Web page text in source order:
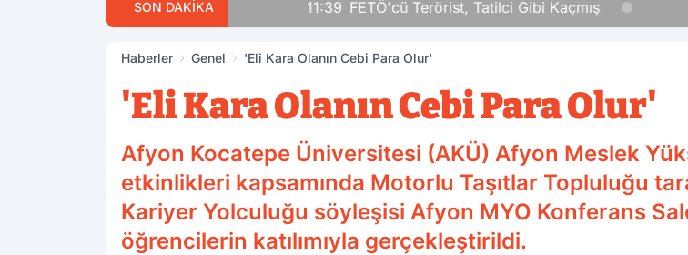
SON DAKİKA FETÖ'cü Terörist, Tatilci Gibi Kaçmış
Haberler Genel 'Eli Kara Olanın Cebi Para Olur'
'Eli Kara Olanın Cebi Para Olur'
Afyon Kocatepe Üniversitesi (AKÜ) Afyon Meslek
etkinlikleri kapsamında Motorlu Taşıtlar Topluluğu
Kariyer Yolculuğu söyleşisi Afyon MYO Konferans
öğrencilerin katılımıyla gerçekleştirildi.